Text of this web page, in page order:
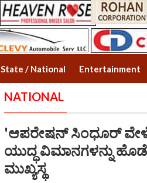
State / National Entertainment
NATIONAL
'ಆಪರೇಷನ್ ಸಿಂಧೂರ್ ವೇಳೆ
ಯುದ್ಧ ವಿಮಾನಗಳನ್ನು
ಮುಖ್ಯಸ್ಥ